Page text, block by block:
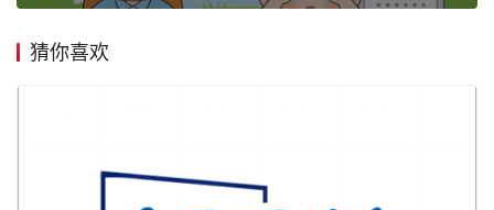
猜你喜欢